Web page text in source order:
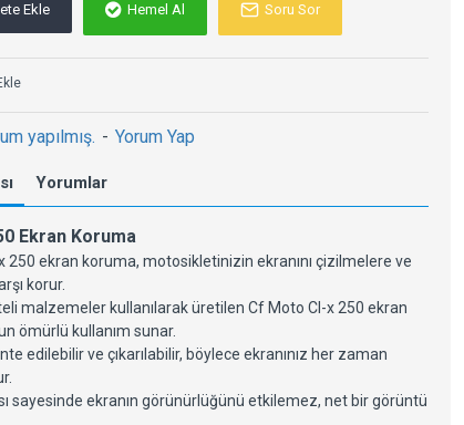
yapılmış. - Yorum Yap
Ekle Hemel Al Soru Sor
Yorumlar
Ekran Koruma
250 ekran koruma, motosikletinizin ekranını çizilmelere ve
korur.
malzemeler kullanılarak üretilen Cf Moto Cl-x 250 ekran
ömürlü kullanım sunar.
edilebilir ve çıkarılabilir, böylece ekranınız her zaman
sayesinde ekranın görünürlüğünü etkilemez, net bir görüntü